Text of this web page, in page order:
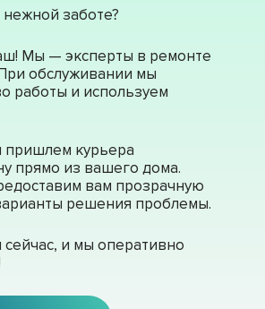
заботе?
Мы — эксперты в ремонте
обслуживании мы
работы и используем
пришлем курьера
прямо из вашего дома.
вам прозрачную
решения проблемы.
и мы оперативно